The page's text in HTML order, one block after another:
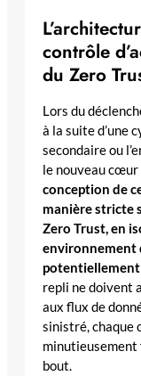
contrôle
du Zero
Lors du
à la suite d’une
secondaire ou
le nouveau cœur
conception de
manière stricte
Zero Trust, en
environnement
repli ne doivent
aux flux de
sinistré, chaque
bout.